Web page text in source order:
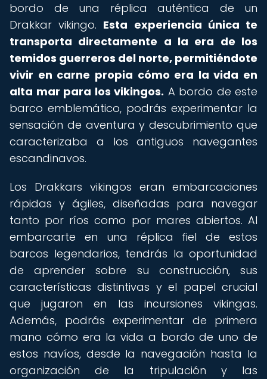
bordo de una réplica auténtica de un
Drakkar vikingo. Esta experiencia única te
transporta directamente a la era de los
temidos guerreros del norte, permitiéndote
vivir en carne propia cómo era la vida en
alta mar para los vikingos. A bordo de este
barco emblemático, podrás experimentar la
sensación de aventura y descubrimiento que
caracterizaba a los antiguos navegantes
escandinavos.
Los Drakkars vikingos eran embarcaciones
rápidas y ágiles, diseñadas para navegar
tanto por ríos como por mares abiertos. Al
embarcarte en una réplica fiel de estos
barcos legendarios, tendrás la oportunidad
de aprender sobre su construcción, sus
características distintivas y el papel crucial
que jugaron en las incursiones vikingas.
Además, podrás experimentar de primera
mano cómo era la vida a bordo de uno de
estos navíos, desde la navegación hasta la
organización de la tripulación y las